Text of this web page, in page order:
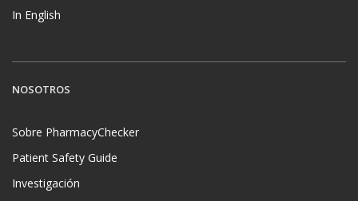
In English
NOSOTROS
Sobre PharmacyChecker
Patient Safety Guide
Investigación